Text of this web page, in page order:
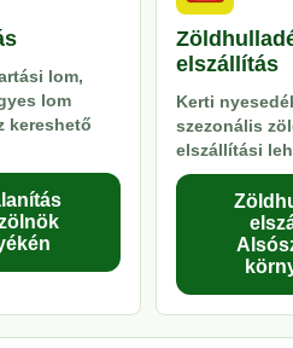
lom,
lom
kereshető
elszállítás
Kerti
szezonális
elszállítási